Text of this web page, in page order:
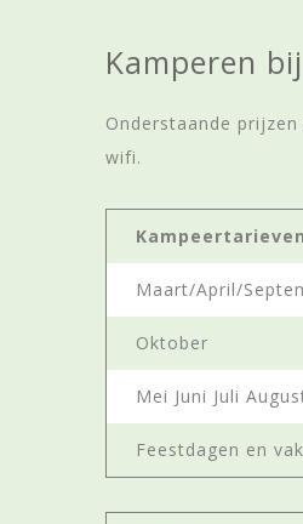
Kamperen
Onderstaande
wifi.
Kampeertarieven
Maart/April/
Oktober
Mei Juni Juli
Feestdagen en